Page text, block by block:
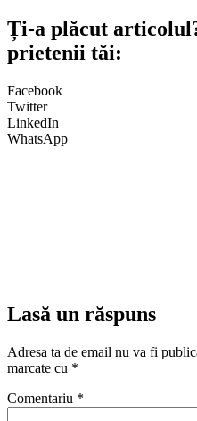
Ți-a plăcut
prietenii tăi:
Facebook
Twitter
LinkedIn
WhatsApp
Lasă un răspuns
Adresa ta de email nu va fi
marcate cu *
Comentariu *